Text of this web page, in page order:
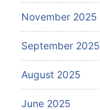
November 2025
September 2025
August 2025
June 2025